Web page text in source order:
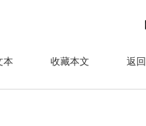
本 收藏本文 返